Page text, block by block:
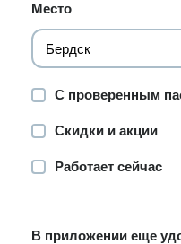
Место
С проверенным
Скидки и акции
Работает сейчас
В приложении еще